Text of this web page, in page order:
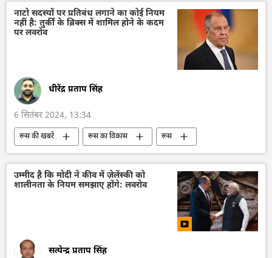
चुनाव
चुनाव में धांधली अमेरिका
नाटो सदस्यों पर प्रतिबंध लगाने का कोई नियम
नहीं है: तुर्की के ब्रिक्स में शामिल होने के कदम
पर लवरोव
धीरेंद्र प्रताप सिंह
6 सितंबर 2024, 13:34
रूस की खबरें रूस का विकास
रूस
मास्को
रूसी विदेश मंत्रालय
सर्गे लवरोव
तुर्की
रेसेप तईप एर्दोगन
यूरोपीय संघ
नाटो
ब्रिक्स
ब्रिक्स का विस्तारण
उम्मीद है कि मोदी ने कीव में ज़ेलेंस्की को
शालीनता के नियम समझाए होंगे: लवरोव
सत्येन्द्र प्रताप सिंह